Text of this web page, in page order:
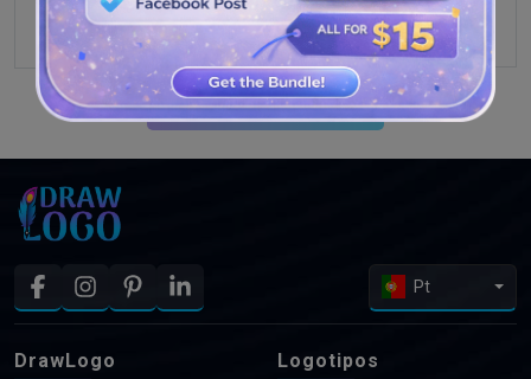
VEJA MAIS PROJETOS
Pt
DrawLogo Logotipos